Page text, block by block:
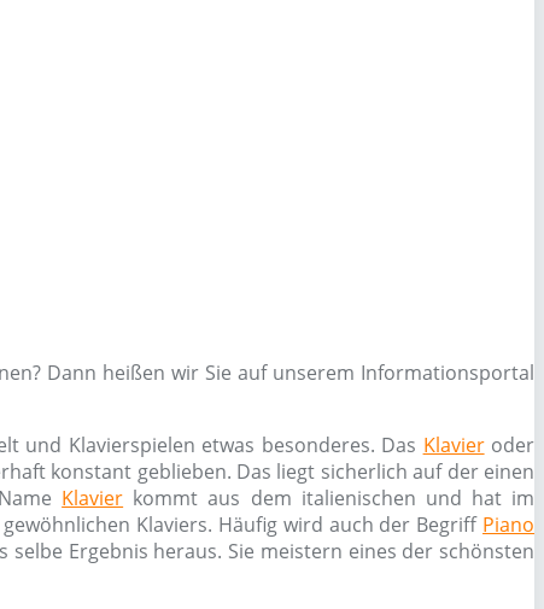
Dann heißen wir Sie auf unserem Informationsportal
und Klavierspielen etwas besonderes. Das Klavieroder
konstant geblieben. Das liegt sicherlich auf der einen
Klavier kommt aus dem italienischen und hat im
Klaviers. Häufig wird auch der Begriff Piano
selbe Ergebnis heraus. Sie meistern eines der schönsten